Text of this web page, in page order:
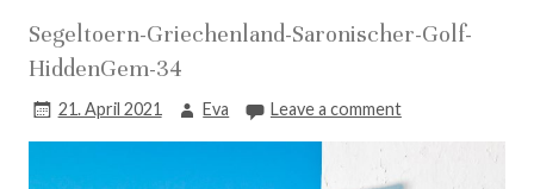
Segeltoern-Griechenland-Saronischer-Golf-
HiddenGem-34
21. April 2021 Eva Leave a comment